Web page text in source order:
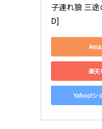
子連れ狼 三
D]
楽天
Yahoo!シ